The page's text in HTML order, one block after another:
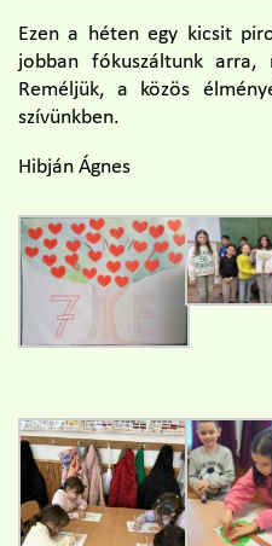
Ezen a héten egy kicsit
jobban fókuszáltunk arra,
Reméljük, a közös
szívünkben.
Hibján Ágnes